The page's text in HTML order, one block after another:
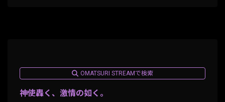
OMATSURI STREAMで検索
神使轟く、激情の如く。